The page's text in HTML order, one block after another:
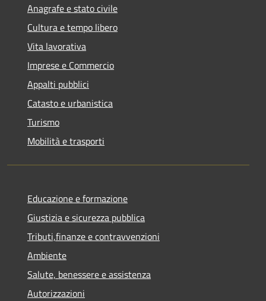
Anagrafe e stato civile
Cultura e tempo libero
Vita lavorativa
Imprese e Commercio
Appalti pubblici
Catasto e urbanistica
Turismo
Mobilità e trasporti
Educazione e formazione
Giustizia e sicurezza pubblica
Tributi,finanze e contravvenzioni
Ambiente
Salute, benessere e assistenza
Autorizzazioni